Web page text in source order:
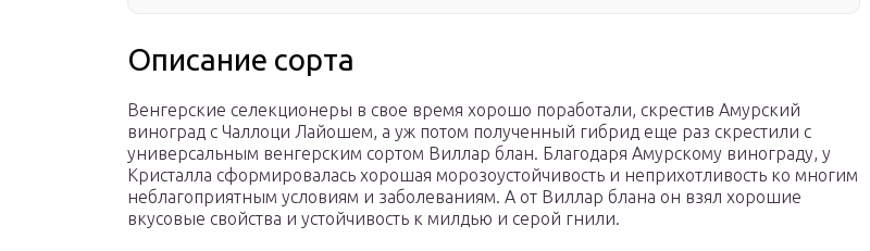
Описание сорта
Венгерские селекционеры в свое время хорошо поработали, скрестив Амурский
виноград с Чаллоци Лайошем, а уж потом полученный гибрид еще раз скрестили с
универсальным венгерским сортом Виллар блан. Благодаря Амурскому винограду, у
Кристалла сформировалась хорошая морозоустойчивость и неприхотливость ко многим
неблагоприятным условиям и заболеваниям. А от Виллар блана он взял хорошие
вкусовые свойства и устойчивость к милдью и серой гнили.